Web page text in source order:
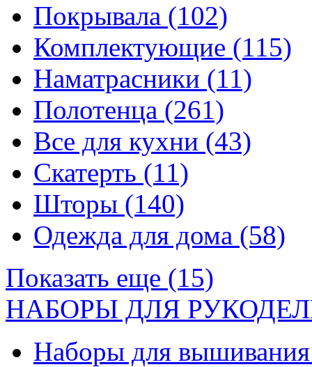
Покрывала (102)
Комплектующие (115)
Наматрасники (11)
Полотенца (261)
Все для кухни (43)
Скатерть (11)
Шторы (140)
Одежда для дома (58)
Показать еще (15)
НАБОРЫ ДЛЯ
Наборы для